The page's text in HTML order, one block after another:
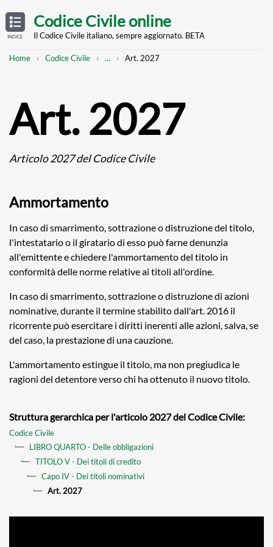
TABLE
OF
CONTENTS
INDICE
main
Codice Civile online
Il Codice Civile italiano, sempre aggiornato. BETA
Breadcrumb
Home Codice Civile
Mostra
... Art. 2027
Art. 2027
Articolo 2027 del Codice Civile
Ammortamento
In caso di smarrimento, sottrazione o distruzione del titolo,
l'intestatario o il giratario di esso può farne denunzia
all'emittente e chiedere l'ammortamento del titolo in
conformità delle norme relative ai titoli all'ordine.
In caso di smarrimento, sottrazione o distruzione di azioni
nominative, durante il termine stabilito dall'art. 2016 il
ricorrente può esercitare i diritti inerenti alle azioni, salva, se
del caso, la prestazione di una cauzione.
L'ammortamento estingue il titolo, ma non pregiudica le
ragioni del detentore verso chi ha ottenuto il nuovo titolo.
Struttura gerarchica per l'articolo 2027 del Codice Civile:
Codice Civile
LIBRO QUARTO - Delle obbligazioni
TITOLO V - Dei titoli di credito
Capo IV - Dei titoli nominativi
Art. 2027